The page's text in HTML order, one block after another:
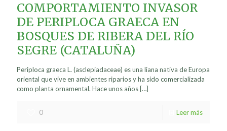
COMPORTAMIENTO INVASOR
DE PERIPLOCA GRAECA EN
BOSQUES DE RIBERA DEL RÍO
SEGRE (CATALUÑA)
Periploca graeca L. (asclepiadaceae) es una liana nativa de Europa
oriental que vive en ambientes riparios y ha sido comercializada
como planta ornamental. Hace unos años […]
0 Leer más